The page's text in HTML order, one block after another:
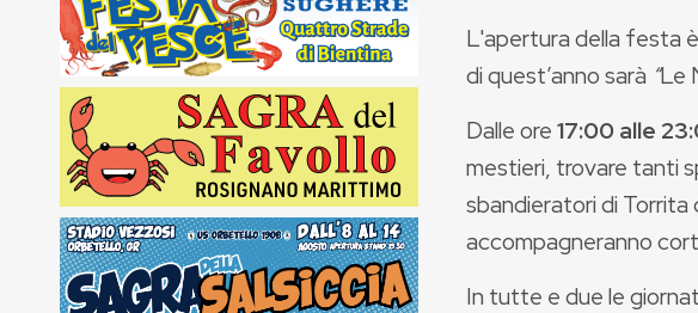
L'apertura della festa
di quest’anno sarà “Le
Dalle ore17:00 alle
mestieri, trovare tanti
sbandieratori di Torrita
accompagneranno
In tutte e due le